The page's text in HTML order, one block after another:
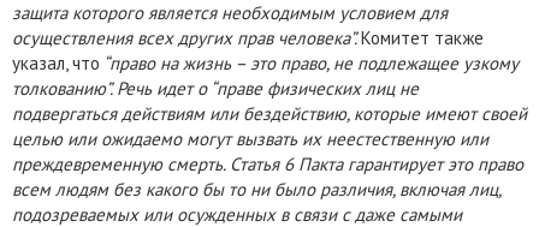
защита которого является необходимым условием для
осуществления всех других прав человека”.Комитет также
указал, что “право на жизнь – это право, не подлежащее узкому
толкованию”. Речь идет о “праве физических лиц не
подвергаться действиям или бездействию, которые имеют своей
целью или ожидаемо могут вызвать их неестественную или
преждевременную смерть. Статья 6 Пакта гарантирует это право
всем людям без какого бы то ни было различия, включая лиц,
подозреваемых или осужденных в связи с даже самыми